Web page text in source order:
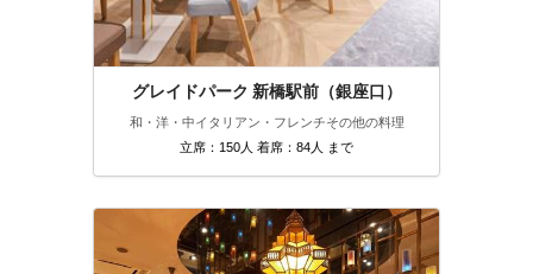
グレイドパーク 新橋駅前（銀座口）
和・洋・中イタリアン・フレンチその他の料理
立席：150人 着席：84人 まで